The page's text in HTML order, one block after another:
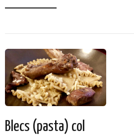
Blecs (pasta) col